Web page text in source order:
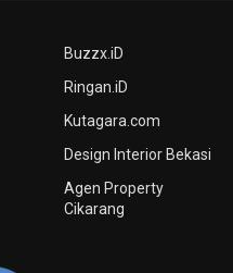
Buzzx.iD
Ringan.iD
Kutagara.com
Design Interior Bekasi
Agen Property
Cikarang